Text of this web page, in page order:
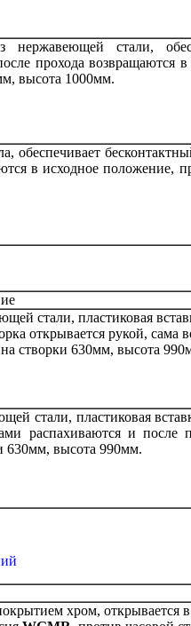
стали,
прохода возвращаются в
высота 1000мм.
обеспечивает
в исходное положение,
стали, пластиковая
открывается рукой, сама
створки 630мм, высота
стали, пластиковая
распахиваются и после
630мм, высота 990мм.
хром, открывается